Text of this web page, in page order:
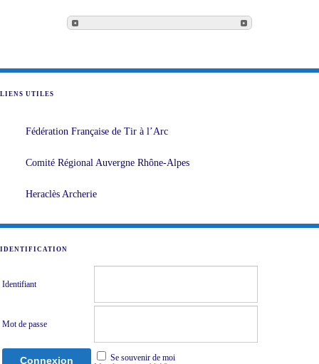
LIENS UTILES
Fédération Française de Tir à l’Arc
Comité Régional Auvergne Rhône-Alpes
Heraclès Archerie
IDENTIFICATION
Identifiant
Mot de passe
Se souvenir de moi